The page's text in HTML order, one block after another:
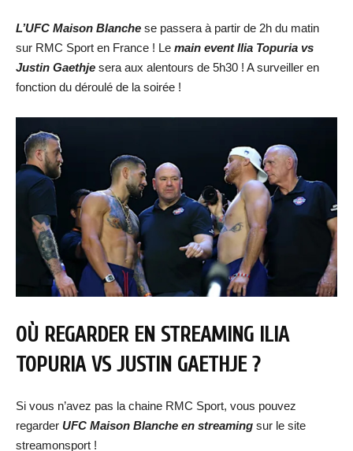
L’UFC Maison Blanche se passera à partir de 2h du matin
sur RMC Sport en France ! Le main eventIlia Topuria vs
Justin Gaethje sera aux alentours de 5h30 ! A surveiller en
fonction du déroulé de la soirée !
OÙ REGARDER EN STREAMING ILIA
TOPURIA VS JUSTIN GAETHJE?
Si vous n’avez pas la chaine RMC Sport, vous pouvez
regarder UFC Maison Blanche en streaming sur le site
streamonsport !